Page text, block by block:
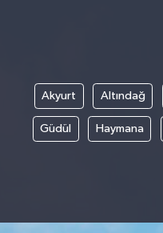
Akyurt Altındağ
Güdül Haymana